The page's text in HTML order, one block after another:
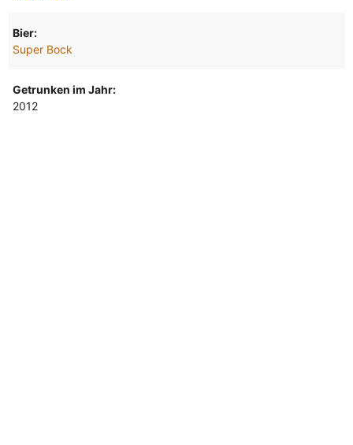
Bier:
Super Bock
Getrunken im Jahr:
2012